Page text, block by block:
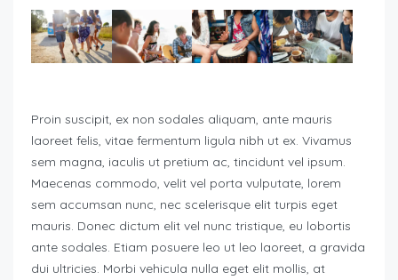
Proin suscipit, ex non sodales aliquam, ante mauris
laoreet felis, vitae fermentum ligula nibh ut ex. Vivamus
sem magna, iaculis ut pretium ac, tincidunt vel ipsum.
Maecenas commodo, velit vel porta vulputate, lorem
sem accumsan nunc, nec scelerisque elit turpis eget
mauris. Donec dictum elit vel nunc tristique, eu lobortis
ante sodales. Etiam posuere leo ut leo laoreet, a gravida
dui ultricies. Morbi vehicula nulla eget elit mollis, at